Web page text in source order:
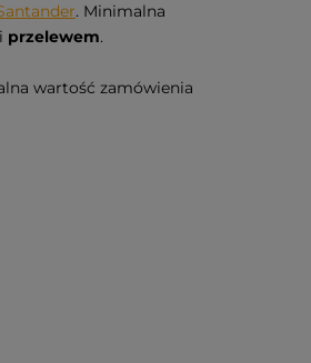
. Minimalna
przelewem.
wartość zamówienia